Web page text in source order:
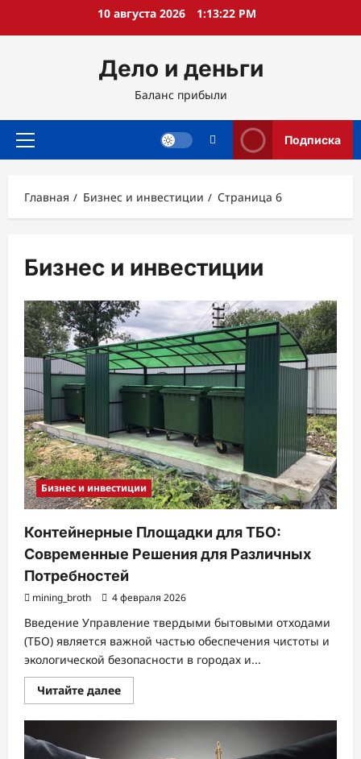
10 августа 2026 1:13:22 PM
Дело и деньги
Баланс прибыли
Основное
Подписка
Главная Бизнес и инвестиции Страница 6
Бизнес и инвестиции
Бизнес и инвестиции
Контейнерные Площадки для ТБО:
Современные Решения для Различных
Потребностей
mining_broth 4 февраля 2026
Введение Управление твердыми бытовыми отходами
(ТБО) является важной частью обеспечения чистоты и
экологической безопасности в городах и...
Читайте далееПрочитать
больше
Контейнерные